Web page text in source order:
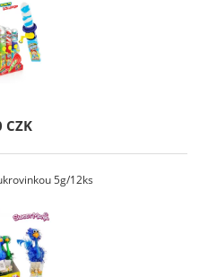
CZK
5g/12ks